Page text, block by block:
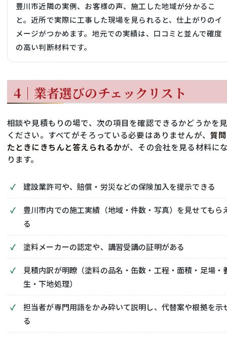
豊川市近隣の実例、お客様の声、施工した地域が分かるこ
と。近所で実際に工事した現場を見られると、仕上がりのイ
メージがつかめます。地元での実績は、口コミと並んで確度
の高い判断材料です。
4｜業者選びのチェックリスト
相談や見積もりの場で、次の項目を確認できるかどうかを
ください。すべてがそろっている必要はありませんが、 質
たときにきちんと答えられるかが、その会社を見る材料に
ります。
建設業許可や、賠償・労災などの保険加入を提示できる
豊川市内での施工実績（地域・件数・写真）を見せてもら
る
塗料メーカーの認定や、講習受講の証明がある
見積内訳が明瞭（塗料の品名・缶数・工程・面積・足場・
生・下地処理）
担当者が専門用語をかみ砕いて説明し、代替案や根拠を示
る